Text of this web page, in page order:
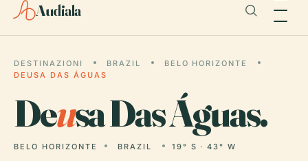
Audiala
DESTINAZIONI BRAZIL
BELO HORIZONTE
DEUSA DAS ÁGUAS
Deusa Das Águas.
BELO HORIZONTE BRAZIL 19° S · 43° W